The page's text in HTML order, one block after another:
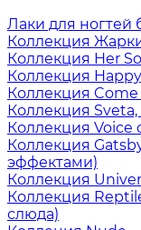
Лаки для ногтей
Коллекция
Коллекция Her
Коллекция
Коллекция
Коллекция
Коллекция Voice
Коллекция
эффектами)
Коллекция
Коллекция
слюда)